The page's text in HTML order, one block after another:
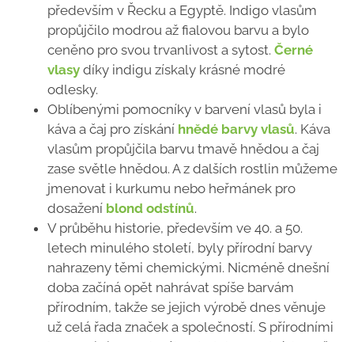
především v Řecku a Egyptě. Indigo vlasům
propůjčilo modrou až fialovou barvu a bylo
ceněno pro svou trvanlivost a sytost. Černé
vlasy díky indigu získaly krásné modré
odlesky.
Oblíbenými pomocníky v barvení vlasů byla i
káva a čaj pro získání hnědé barvy vlasů. Káva
vlasům propůjčila barvu tmavě hnědou a čaj
zase světle hnědou. A z dalších rostlin můžeme
jmenovat i kurkumu nebo heřmánek pro
dosažení blond odstínů.
V průběhu historie, především ve 40. a 50.
letech minulého století, byly přírodní barvy
nahrazeny těmi chemickými. Nicméně dnešní
doba začíná opět nahrávat spíše barvám
přírodním, takže se jejich výrobě dnes věnuje
už celá řada značek a společností. S přírodními